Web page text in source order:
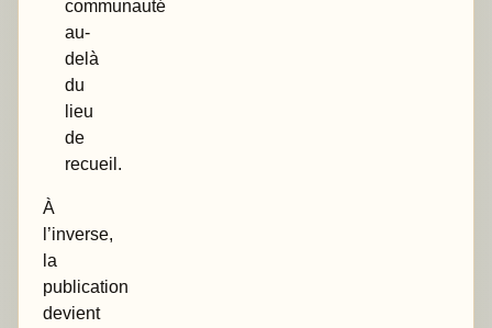
communauté
au-
delà
du
lieu
de
recueil.
À
l’inverse,
la
publication
devient